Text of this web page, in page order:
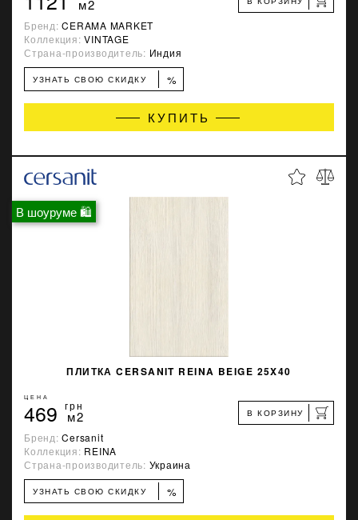
м2
Бренд:CERAMA MARKET
Коллекция:VINTAGE
Страна-производитель: Индия
УЗНАТЬ СВОЮ СКИДКУ %
КУПИТЬ
В шоуруме 🛍
ПЛИТКА CERSANIT REINA BEIGE 25X40
ЦЕНА
469 грн
м2 В КОРЗИНУ
Бренд:Cersanit
Коллекция: REINA
Страна-производитель: Украина
УЗНАТЬ СВОЮ СКИДКУ %